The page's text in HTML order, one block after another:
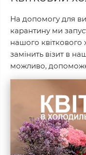
На допомогу для
карантину ми
нашого
замінить візит в
можливо,